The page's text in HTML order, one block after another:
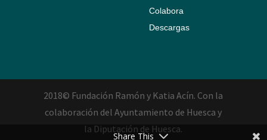
Colabora
Descargas
2018© Fundación Ramón y Katia Acín. Con la
colaboración del Ayuntamiento de Huesca y
la Diputación de Huesca.
Share This